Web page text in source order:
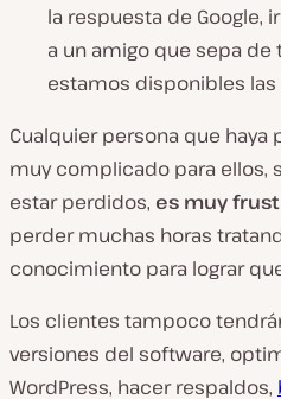
la respuesta de Google,
a un amigo que sepa de
estamos disponibles las
Cualquier persona que haya
muy complicado para ellos,
estar perdidos, es muy
perder muchas horas
conocimiento para lograr
Los clientes tampoco
versiones del software,
WordPress, hacer respaldos,